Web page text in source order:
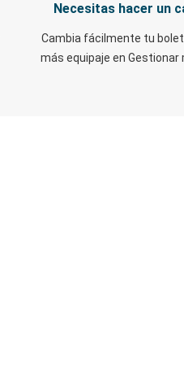
Necesitas hacer un
Cambia fácilmente tu
más equipaje en Gestionar